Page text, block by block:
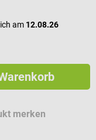
am 12.08.26
merken